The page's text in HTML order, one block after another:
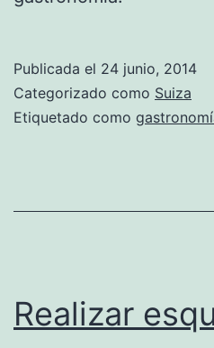
Publicada el 24 junio, 2014
Categorizado como Suiza
Etiquetado como
Realizar